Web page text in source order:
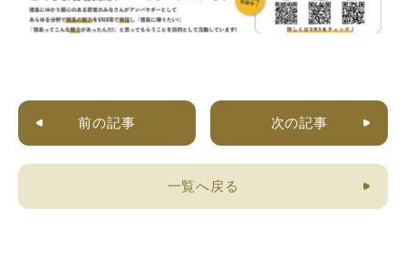
前の記事 次の記事
一覧へ戻る